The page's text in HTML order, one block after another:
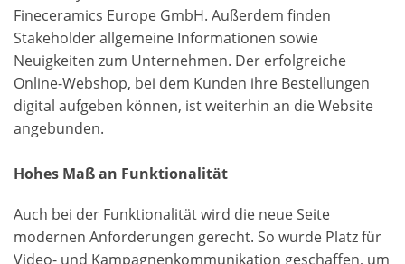
Fineceramics Europe GmbH. Außerdem finden
Stakeholder allgemeine Informationen sowie
Neuigkeiten zum Unternehmen. Der erfolgreiche
Online-Webshop, bei dem Kunden ihre Bestellungen
digital aufgeben können, ist weiterhin an die Website
angebunden.
Hohes Maß an Funktionalität
Auch bei der Funktionalität wird die neue Seite
modernen Anforderungen gerecht. So wurde Platz für
Video- und Kampagnenkommunikation geschaffen, um